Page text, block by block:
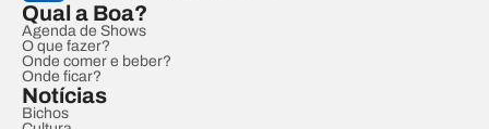
Qual a Boa?
Agenda de Shows
O que fazer?
Onde comer e beber?
Onde ficar?
Notícias
Bichos